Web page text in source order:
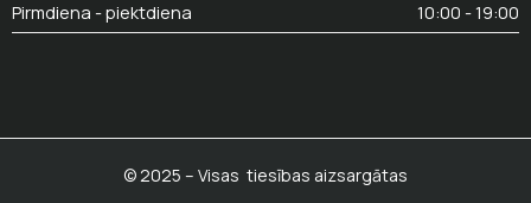
Pirmdiena - piektdiena 10:00 - 19:00
© 2025 – Visas tiesības aizsargātas